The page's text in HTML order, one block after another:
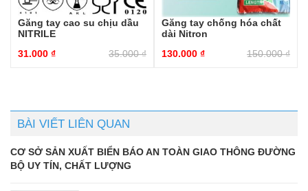
Găng tay cao su chịu dầu
NITRILE
35.000₫
31.000 ₫
Găng tay chống hóa chất
dài Nitron
150.000₫
130.000 ₫
BÀI VIẾT LIÊN QUAN
CƠ SỞ SẢN XUẤT BIỂN BÁO AN TOÀN GIAO THÔNG ĐƯỜNG
BỘ UY TÍN, CHẤT LƯỢNG